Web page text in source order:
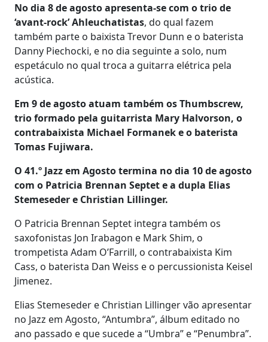
No dia 8 de agosto apresenta-se com o trio de
‘avant-rock’ Ahleuchatistas, do qual fazem
também parte o baixista Trevor Dunn e o baterista
Danny Piechocki, e no dia seguinte a solo, num
espetáculo no qual troca a guitarra elétrica pela
acústica.
Em 9 de agosto atuam também os Thumbscrew,
trio formado pela guitarrista Mary Halvorson, o
contrabaixista Michael Formanek e o baterista
Tomas Fujiwara.
O 41.º Jazz em Agosto termina no dia 10 de agosto
com o Patricia Brennan Septet e a dupla Elias
Stemeseder e Christian Lillinger.
O Patricia Brennan Septet integra também os
saxofonistas Jon Irabagon e Mark Shim, o
trompetista Adam O’Farrill, o contrabaixista Kim
Cass, o baterista Dan Weiss e o percussionista Keisel
Jimenez.
Elias Stemeseder e Christian Lillinger vão apresentar
no Jazz em Agosto, “Antumbra”, álbum editado no
ano passado e que sucede a “Umbra” e “Penumbra”.